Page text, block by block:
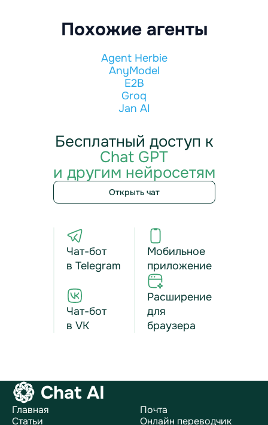
Похожие агенты
Agent Herbie
AnyModel
E2B
Groq
Jan AI
Бесплатный доступ к
Chat GPT
и другим нейросетям
Открыть чат
Чат-бот
в Telegram
Чат-бот
в VK
Мобильное
приложение
Расширение
для
браузера
Chat AI
Главная
Статьи
Почта
Онлайн переводчик